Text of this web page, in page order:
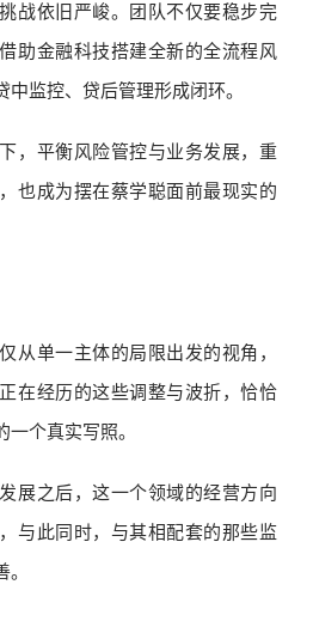
战依旧严峻。团队不仅要稳步完
助金融科技搭建全新的全流程风
监控、贷后管理形成闭环。
，平衡风险管控与业务发展，重
也成为摆在蔡学聪面前最现实的
从单一主体的局限出发的视角，
在经历的这些调整与波折，恰恰
个真实写照。
展之后，这一个领域的经营方向
与此同时，与其相配套的那些监